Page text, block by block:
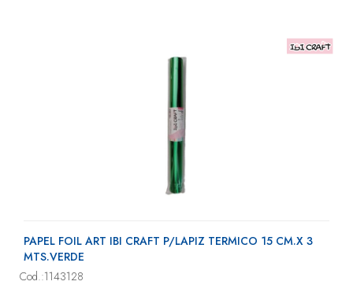
PAPEL FOIL ART IBI CRAFT P/LAPIZ TERMICO 15 CM.X 3
MTS.VERDE
Cod.:1143128